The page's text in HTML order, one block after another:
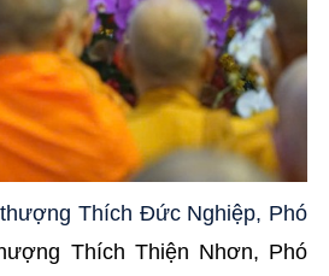
Thích Đức Nghiệp, Phó
Thích Thiện Nhơn, Phó